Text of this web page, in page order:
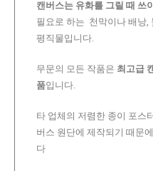
캔버스는 유화를 그릴 때 쓰
필요로 하는 천막이나 배낭,
평직물입니다.
무문의 모든 작품은 최고급
품입니다.
타 업체의 저렴한 종이 포스
버스 원단에 제작되기 때문에
다